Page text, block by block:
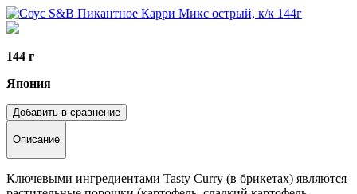
144 г
Япония
Добавить в сравнение
Описание
Ключевыми ингредиентами Tasty Curry (в брикетах) являются